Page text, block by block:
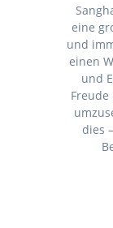
eine
und
einen
und
dies